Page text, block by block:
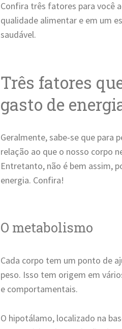
Confira três fatores para você
qualidade alimentar e em um
saudável.
Três fatores
gasto de
Geralmente, sabe-se que para
relação ao que o nosso corpo
Entretanto, não é bem assim,
energia. Confira!
O metabolismo
Cada corpo tem um ponto de
peso. Isso tem origem em
e comportamentais.
O hipotálamo, localizado na